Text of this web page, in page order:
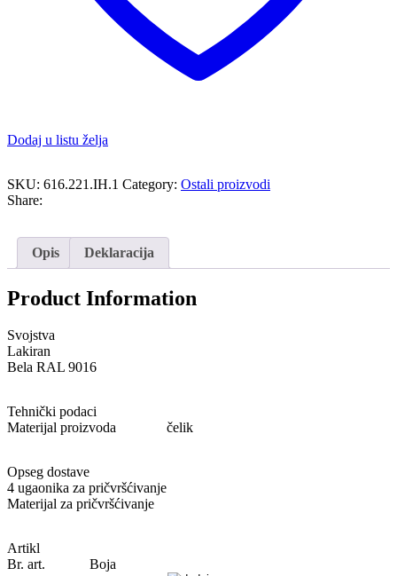
Dodaj u listu želja
SKU: 616.221.IH.1 Category: Ostali proizvodi
Share:
Opis Deklaracija
Product Information
Svojstva
Lakiran
Bela RAL 9016
Tehnički podaci
Materijal proizvoda
čelik
Opseg dostave
4 ugaonika za pričvršćivanje
Materijal za pričvršćivanje
Artikl
Br. art.
Boja